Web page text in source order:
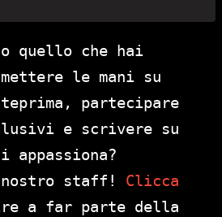
quello che hai
le mani su
partecipare
e scrivere su
staff! Clicca
a far parte della